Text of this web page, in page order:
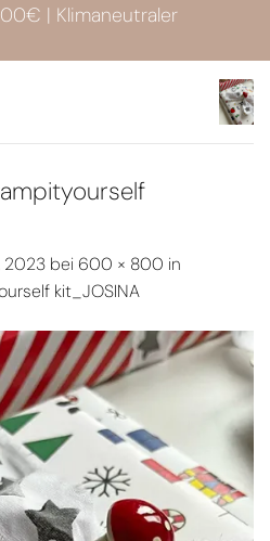
| Klimaneutraler
2023 bei 600 × 800 in
kit_JOSINA